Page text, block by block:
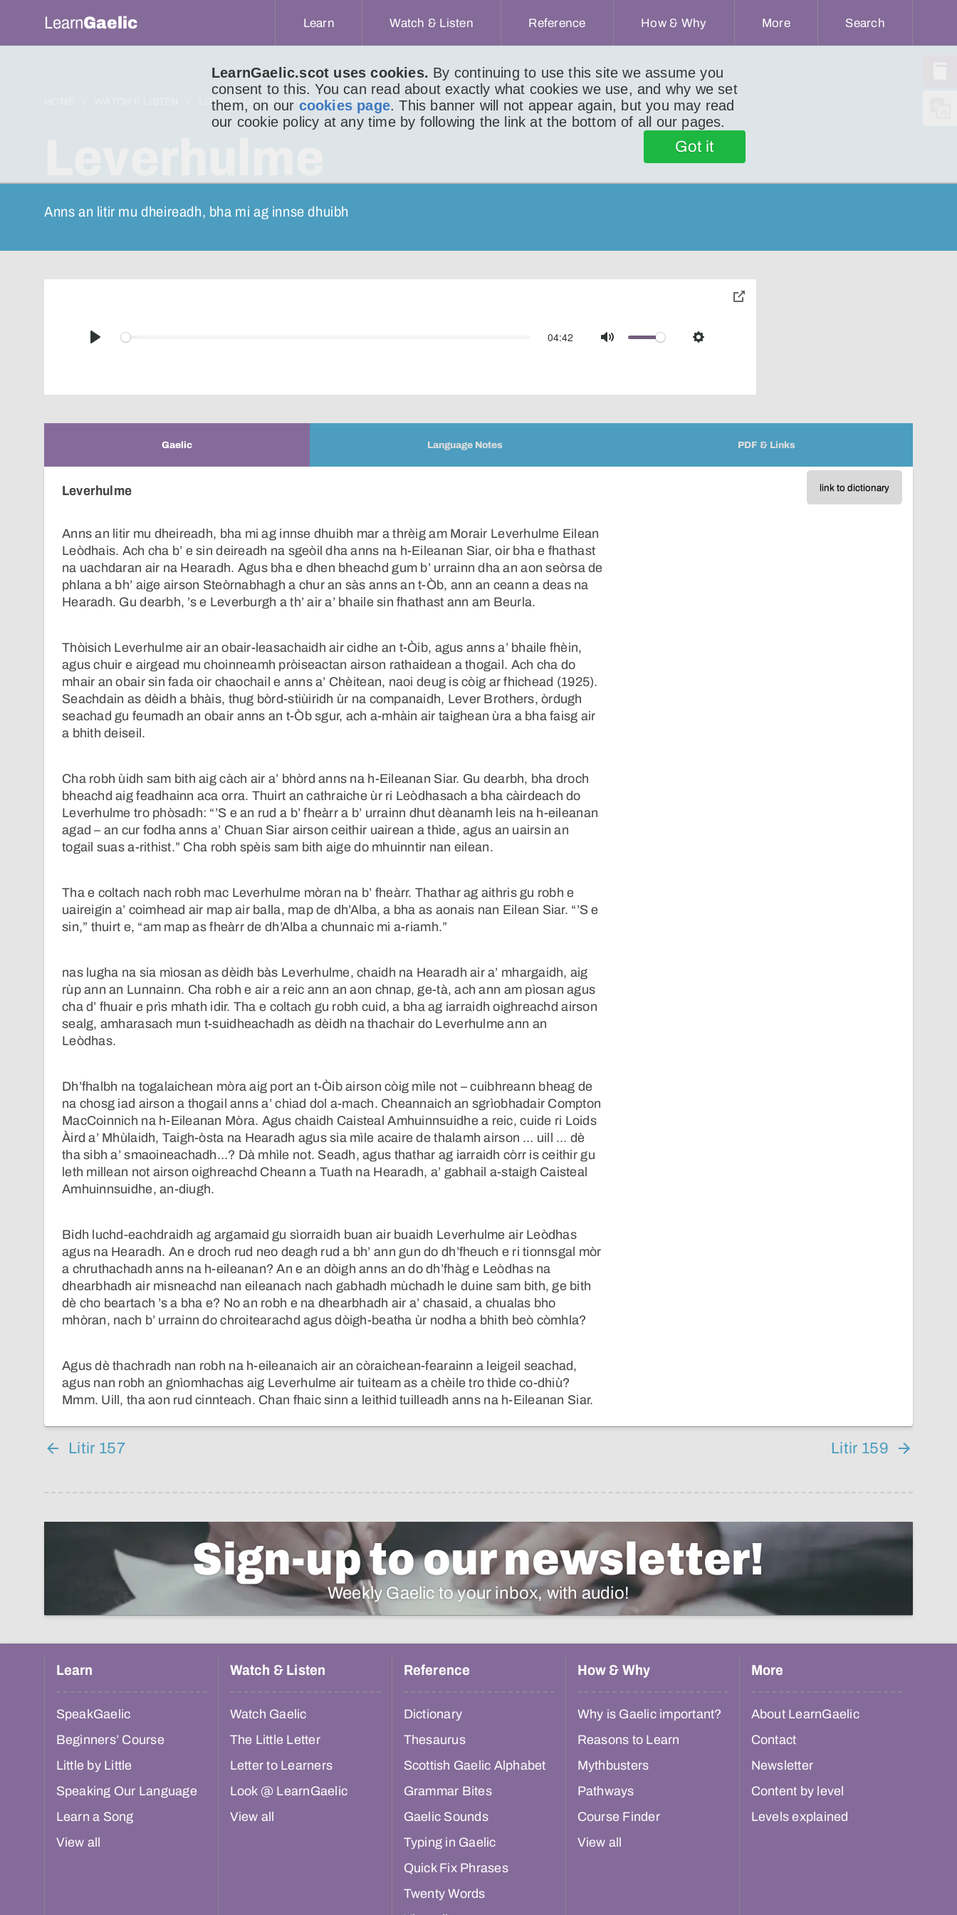
LearnGaelic.scot uses cookies. By continuing to use this site we assume you
consent to this. You can read about exactly what cookies we use, and why we set
them, on our cookies page. This banner will not appear again, but you may read
our cookie policy at any time by following the link at the bottom of all our pages.
Got it
LearnGaelic Learn Watch & Listen Reference How & Why More Search
LITIR DO LUCHD-IONNSACHAIDH LITIR 158
Anns an litir mu dheireadh, bha mi ag innse dhuibh
Play
04:42
Mute Settings
toggle
Gaelic Language Notes PDF & Links
link to dictionary
Leverhulme
Anns an litir mu dheireadh, bha mi ag innse dhuibh mar a thrèig am Morair Leverhulme Eilean
Leòdhais. Ach cha b’ e sin deireadh na sgeòil dha anns na h-Eileanan Siar, oir bha e fhathast
na uachdaran air na Hearadh. Agus bha e dhen bheachd gum b’ urrainn dha an aon seòrsa de
phlana a bh’ aige airson Steòrnabhagh a chur an sàs anns an t-Òb, ann an ceann a deas na
Hearadh. Gu dearbh, ’s e Leverburgh a th’ air a’ bhaile sin fhathast ann am Beurla.
Thòisich Leverhulme air an obair-leasachaidh air cidhe an t-Òib, agus anns a’ bhaile fhèin,
agus chuir e airgead mu choinneamh pròiseactan airson rathaidean a thogail. Ach cha do
mhair an obair sin fada oir chaochail e anns a’ Chèitean, naoi deug is còig ar fhichead (1925).
Seachdain as dèidh a bhàis, thug bòrd-stiùiridh ùr na companaidh, Lever Brothers, òrdugh
seachad gu feumadh an obair anns an t-Òb sgur, ach a-mhàin air taighean ùra a bha faisg air
a bhith deiseil.
Cha robh ùidh sam bith aig càch air a’ bhòrd anns na h-Eileanan Siar. Gu dearbh, bha droch
bheachd aig feadhainn aca orra. Thuirt an cathraiche ùr ri Leòdhasach a bha càirdeach do
Leverhulme tro phòsadh: “’S e an rud a b’ fheàrr a b’ urrainn dhut dèanamh leis na h-eileanan
agad – an cur fodha anns a’ Chuan Siar airson ceithir uairean a thìde, agus an uairsin an
togail suas a-rithist.” Cha robh spèis sam bith aige do mhuinntir nan eilean.
Tha e coltach nach robh mac Leverhulme mòran na b’ fheàrr. Thathar ag aithris gu robh e
uaireigin a’ coimhead air map air balla, map de dh’Alba, a bha as aonais nan Eilean Siar. “’S e
sin,” thuirt e, “am map as fheàrr de dh’Alba a chunnaic mi a-riamh.”
nas lugha na sia mìosan as dèidh bàs Leverhulme, chaidh na Hearadh air a’ mhargaidh, aig
rùp ann an Lunnainn. Cha robh e air a reic ann an aon chnap, ge-tà, ach ann am pìosan agus
cha d’ fhuair e prìs mhath idir. Tha e coltach gu robh cuid, a bha ag iarraidh oighreachd airson
sealg, amharasach mun t-suidheachadh as dèidh na thachair do Leverhulme ann an
Leòdhas.
Dh’fhalbh na togalaichean mòra aig port an t-Òib airson còig mìle not – cuibhreann bheag de
na chosg iad airson a thogail anns a’ chiad dol a-mach. Cheannaich an sgrìobhadair Compton
MacCoinnich na h-Eileanan Mòra. Agus chaidh Caisteal Amhuinnsuidhe a reic, cuide ri Loids
Àird a’ Mhùlaidh, Taigh-òsta na Hearadh agus sia mìle acaire de thalamh airson … uill … dè
tha sibh a’ smaoineachadh…? Dà mhìle not. Seadh, agus thathar ag iarraidh còrr is ceithir gu
leth millean not airson oighreachd Cheann a Tuath na Hearadh, a’ gabhail a-staigh Caisteal
Amhuinnsuidhe, an-diugh.
Bidh luchd-eachdraidh ag argamaid gu sìorraidh buan air buaidh Leverhulme air Leòdhas
agus na Hearadh. An e droch rud neo deagh rud a bh’ ann gun do dh’fheuch e ri tionnsgal mòr
a chruthachadh anns na h-eileanan? An e an dòigh anns an do dh’fhàg e Leòdhas na
dhearbhadh air misneachd nan eileanach nach gabhadh mùchadh le duine sam bith, ge bith
dè cho beartach ’s a bha e? No an robh e na dhearbhadh air a’ chasaid, a chualas bho
mhòran, nach b’ urrainn do chroitearachd agus dòigh-beatha ùr nodha a bhith beò còmhla?
Agus dè thachradh nan robh na h-eileanaich air an còraichean-fearainn a leigeil seachad,
agus nan robh an gnìomhachas aig Leverhulme air tuiteam as a chèile tro thìde co-dhiù?
Mmm. Uill, tha aon rud cinnteach. Chan fhaic sinn a leithid tuilleadh anns na h-Eileanan Siar.
Litir 157 Litir 159
Sign-up to our newsletter!
Weekly Gaelic to your inbox, with audio!
Learn
SpeakGaelic
Beginners’ Course
Little by Little
Speaking Our Language
Learn a Song
View all
Watch & Listen
Watch Gaelic
The Little Letter
Letter to Learners
Look @ LearnGaelic
View all
Reference
Dictionary
Thesaurus
Scottish Gaelic Alphabet
Grammar Bites
Gaelic Sounds
Typing in Gaelic
Quick Fix Phrases
Twenty Words
How & Why
Why is Gaelic important?
Reasons to Learn
Mythbusters
Pathways
Course Finder
View all
More
About LearnGaelic
Contact
Newsletter
Content by level
Levels explained